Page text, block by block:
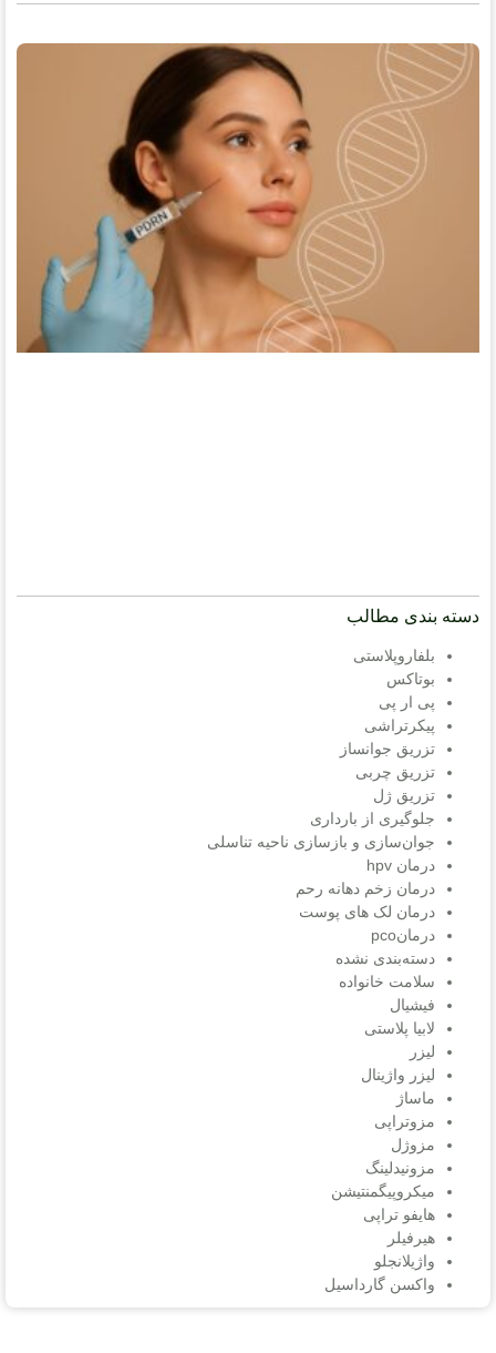
دسته بندی مطالب
بلفاروپلاستی
بوتاکس
پی ار پی
پیکرتراشی
تزریق جوانساز
تزریق چربی
تزریق ژل
جلوگیری از بارداری
جوان‌سازی و بازسازی ناحیه تناسلی
درمان hpv
درمان زخم دهانه رحم
درمان لک های پوست
درمانpco
دسته‌بندی نشده
سلامت خانواده
فیشیال
لابیا پلاستی
لیزر
لیزر واژینال
ماساژ
مزوتراپی
مزوژل
مزونیدلینگ
میکروپیگمنتیشن
هایفو تراپی
هیرفیلر
واژیلانجلو
واکسن گارداسیل